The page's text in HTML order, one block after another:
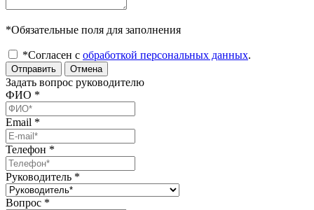
*Обязательные поля для заполнения
*Согласен с обработкой персональных данных.
Отправить Отмена
Задать вопрос руководителю
ФИО *
Email *
Телефон *
Руководитель *
Вопрос *